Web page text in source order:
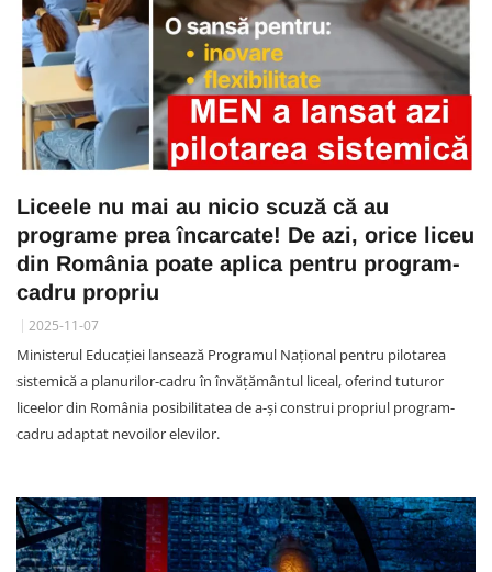
Liceele nu mai au nicio scuză că au
programe prea încarcate! De azi, orice liceu
din România poate aplica pentru program-
cadru propriu
2025-11-07
Ministerul Educației lansează Programul Național pentru pilotarea
sistemică a planurilor-cadru în învățământul liceal, oferind tuturor
liceelor din România posibilitatea de a-și construi propriul program-
cadru adaptat nevoilor elevilor.